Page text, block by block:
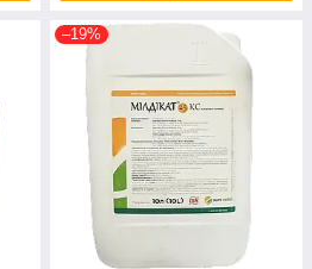
–19%